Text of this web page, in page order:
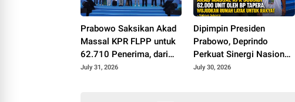
Prabowo Saksikan Akad
Massal KPR FLPP untuk
62.710 Penerima, dari
Guru SD hingga
July 31, 2026
Dipimpin Presiden
Prabowo, Deprindo
Perkuat Sinergi Nasional
Wujudkan Program 3
July 30, 2026